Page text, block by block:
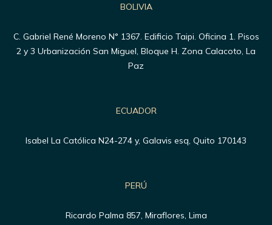
BOLIVIA
C. Gabriel René Moreno N° 1367. Edificio Taipi. Oficina 1. Pisos
2 y 3 Urbanización San Miguel, Bloque H. Zona Calacoto, La
Paz
ECUADOR
Isabel La Católica N24-274 y, Galavis esq, Quito 170143
PERÚ
Ricardo Palma 857, Miraflores, Lima